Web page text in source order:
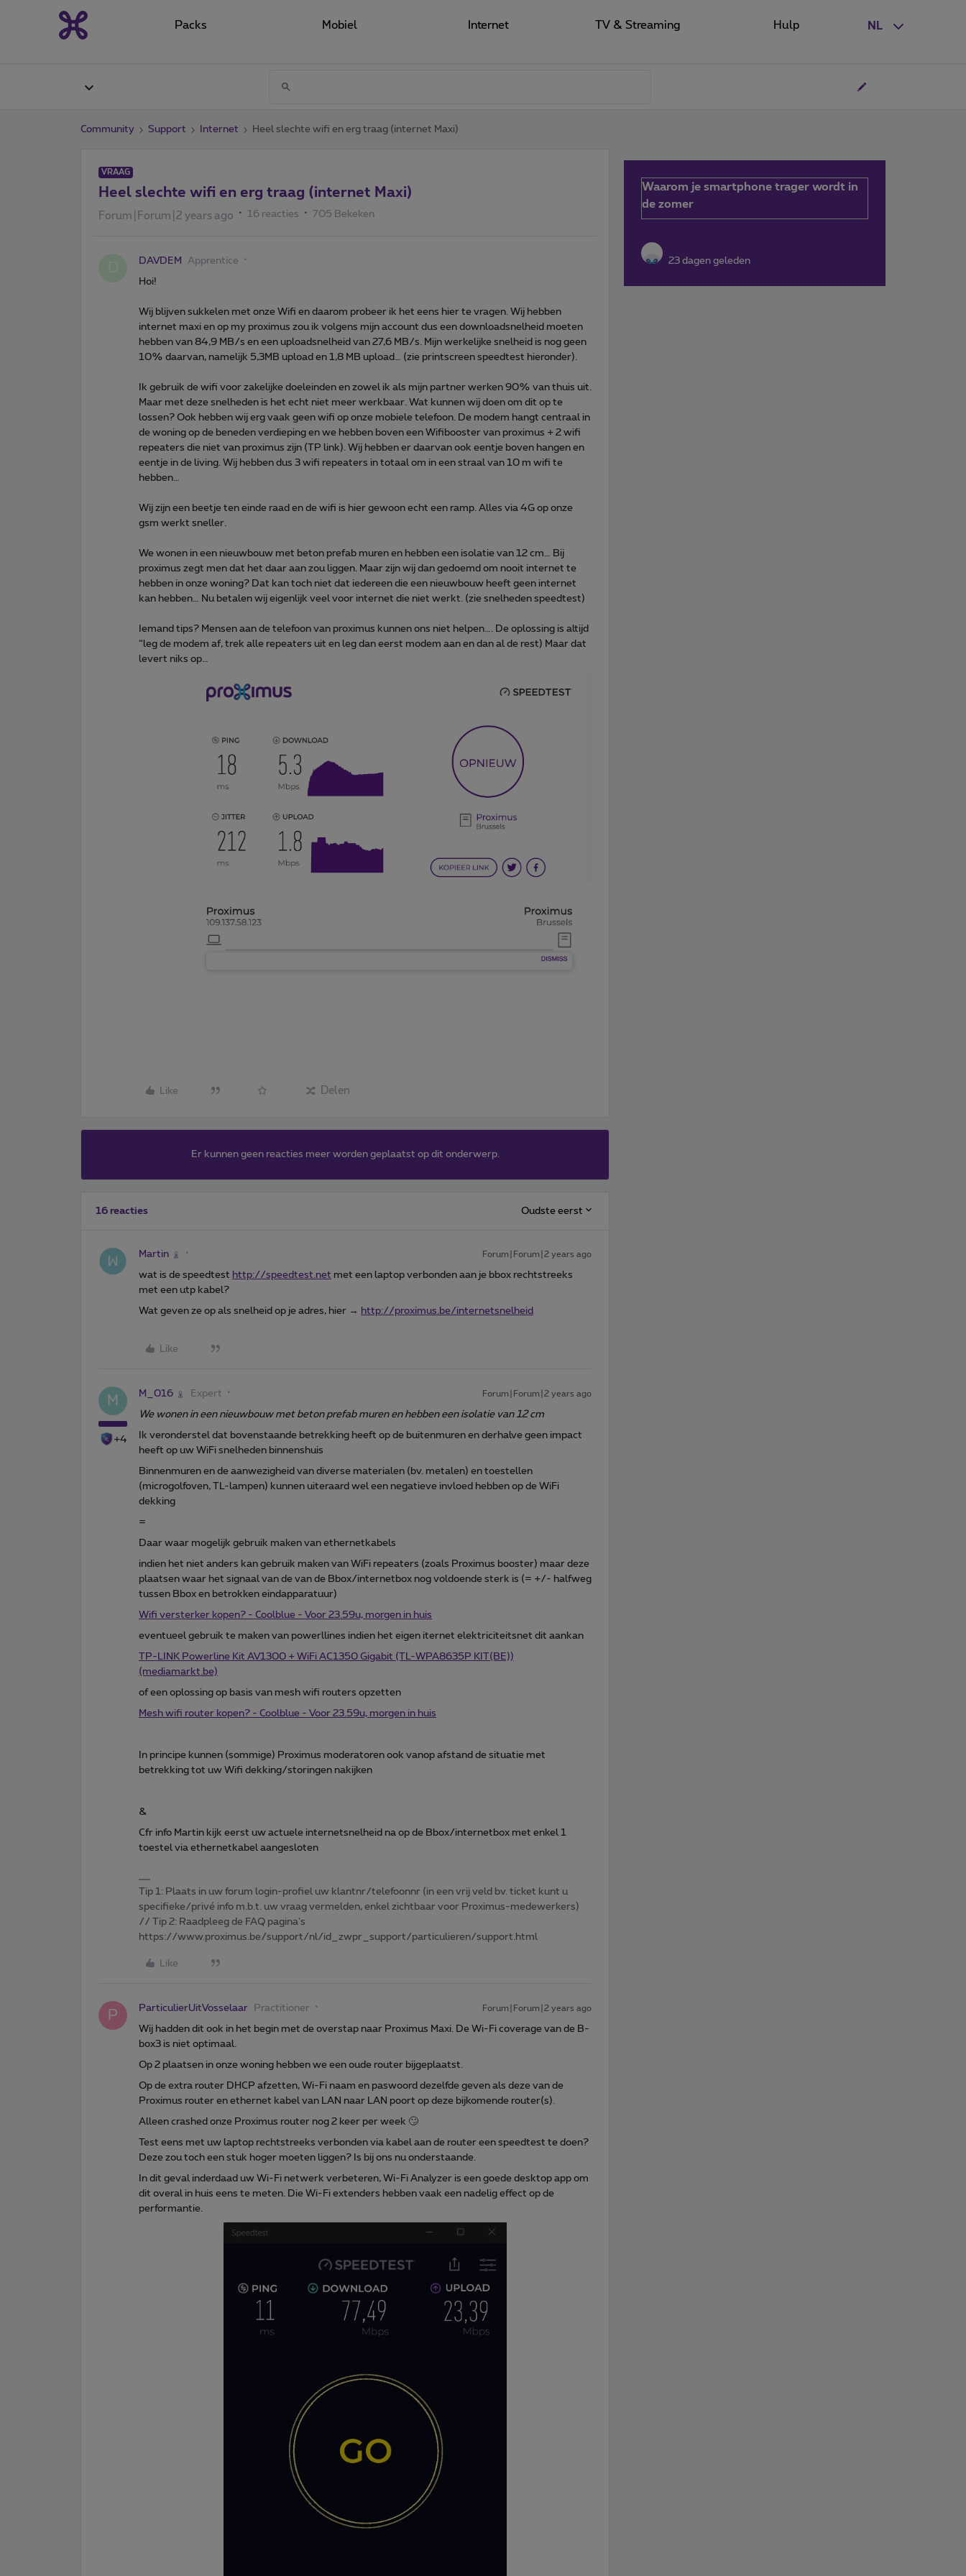
NL
Packs Mobiel Internet TV & Streaming Hulp
Community Support Internet Heel slechte wifi en erg traag (internet Maxi)
VRAAG
Heel slechte wifi en erg traag (internet Maxi)
Forum|Forum|2 years ago 16 reacties 705 Bekeken
DAVDEM Apprentice
Hoi!
Wij blijven sukkelen met onze Wifi en daarom probeer ik het eens hier te vragen. Wij hebben
internet maxi en op my proximus zou ik volgens mijn account dus een downloadsnelheid moeten
hebben van 84,9 MB/s en een uploadsnelheid van 27,6 MB/s. Mijn werkelijke snelheid is nog geen
10% daarvan, namelijk 5,3MB upload en 1,8 MB upload… (zie printscreen speedtest hieronder).
Ik gebruik de wifi voor zakelijke doeleinden en zowel ik als mijn partner werken 90% van thuis uit.
Maar met deze snelheden is het echt niet meer werkbaar. Wat kunnen wij doen om dit op te
lossen? Ook hebben wij erg vaak geen wifi op onze mobiele telefoon. De modem hangt centraal in
de woning op de beneden verdieping en we hebben boven een Wifibooster van proximus + 2 wifi
repeaters die niet van proximus zijn (TP link). Wij hebben er daarvan ook eentje boven hangen en
eentje in de living. Wij hebben dus 3 wifi repeaters in totaal om in een straal van 10 m wifi te
hebben…
Wij zijn een beetje ten einde raad en de wifi is hier gewoon echt een ramp. Alles via 4G op onze
gsm werkt sneller.
We wonen in een nieuwbouw met beton prefab muren en hebben een isolatie van 12 cm… Bij
proximus zegt men dat het daar aan zou liggen. Maar zijn wij dan gedoemd om nooit internet te
hebben in onze woning? Dat kan toch niet dat iedereen die een nieuwbouw heeft geen internet
kan hebben… Nu betalen wij eigenlijk veel voor internet die niet werkt. (zie snelheden speedtest)
Iemand tips? Mensen aan de telefoon van proximus kunnen ons niet helpen…. De oplossing is altijd
“leg de modem af, trek alle repeaters uit en leg dan eerst modem aan en dan al de rest) Maar dat
levert niks op…
Like Delen
Er kunnen geen reacties meer worden geplaatst op dit onderwerp.
16 reacties Oudste eerst
Martin Forum|Forum|2 years ago
wat is de speedtest http://speedtest.net met een laptop verbonden aan je bbox rechtstreeks
met een utp kabel?
Wat geven ze op als snelheid op je adres, hier → http://proximus.be/internetsnelheid
Like
M
+4
M_016 Expert Forum|Forum|2 years ago
We wonen in een nieuwbouw met beton prefab muren en hebben een isolatie van 12 cm
Ik veronderstel dat bovenstaande betrekking heeft op de buitenmuren en derhalve geen impact
heeft op uw WiFi snelheden binnenshuis
Binnenmuren en de aanwezigheid van diverse materialen (bv. metalen) en toestellen
(microgolfoven, TL-lampen) kunnen uiteraard wel een negatieve invloed hebben op de WiFi
dekking
=
Daar waar mogelijk gebruik maken van ethernetkabels
indien het niet anders kan gebruik maken van WiFi repeaters (zoals Proximus booster) maar deze
plaatsen waar het signaal van de van de Bbox/internetbox nog voldoende sterk is (= +/- halfweg
tussen Bbox en betrokken eindapparatuur)
Wifi versterker kopen? - Coolblue - Voor 23.59u, morgen in huis
eventueel gebruik te maken van powerllines indien het eigen iternet elektriciteitsnet dit aankan
TP-LINK Powerline Kit AV1300 + WiFi AC1350 Gigabit (TL-WPA8635P KIT(BE))
(mediamarkt.be)
of een oplossing op basis van mesh wifi routers opzetten
Mesh wifi router kopen? - Coolblue - Voor 23.59u, morgen in huis
In principe kunnen (sommige) Proximus moderatoren ook vanop afstand de situatie met
betrekking tot uw Wifi dekking/storingen nakijken
&
Cfr info Martin kijk eerst uw actuele internetsnelheid na op de Bbox/internetbox met enkel 1
toestel via ethernetkabel aangesloten
Tip 1: Plaats in uw forum login-profiel uw klantnr/telefoonnr (in een vrij veld bv. ticket kunt u
specifieke/privé info m.b.t. uw vraag vermelden, enkel zichtbaar voor Proximus-medewerkers)
// Tip 2: Raadpleeg de FAQ pagina's
https://www.proximus.be/support/nl/id_zwpr_support/particulieren/support.html
Like
P ParticulierUitVosselaar Practitioner Forum|Forum|2 years ago
Wij hadden dit ook in het begin met de overstap naar Proximus Maxi. De Wi-Fi coverage van de B-
box3 is niet optimaal.
Op 2 plaatsen in onze woning hebben we een oude router bijgeplaatst.
Op de extra router DHCP afzetten, Wi-Fi naam en paswoord dezelfde geven als deze van de
Proximus router en ethernet kabel van LAN naar LAN poort op deze bijkomende router(s).
Alleen crashed onze Proximus router nog 2 keer per week 🙄
Test eens met uw laptop rechtstreeks verbonden via kabel aan de router een speedtest te doen?
Deze zou toch een stuk hoger moeten liggen? Is bij ons nu onderstaande.
In dit geval inderdaad uw Wi-Fi netwerk verbeteren, Wi-Fi Analyzer is een goede desktop app om
dit overal in huis eens te meten. Die Wi-Fi extenders hebben vaak een nadelig effect op de
performantie.
Waarom je smartphone trager wordt in
de zomer
23 dagen geleden